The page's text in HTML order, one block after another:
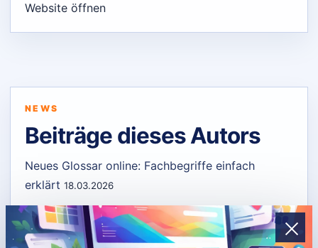
Website öffnen
NEWS
Beiträge dieses Autors
Neues Glossar online: Fachbegriffe einfach
erklärt 18.03.2026
WebmediaWerk feiert 25 Jahre und startet mit
neuer Website in die Zukunft 18.03.2026